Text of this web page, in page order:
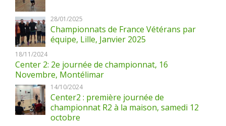
28/01/2025
Championnats de France Vétérans par
équipe, Lille, Janvier 2025
18/11/2024
Center 2: 2e journée de championnat, 16
Novembre, Montélimar
14/10/2024
Center2 : première journée de
championnat R2 à la maison, samedi 12
octobre